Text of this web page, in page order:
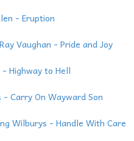
- Eruption
Vaughan - Pride and Joy
Highway to Hell
- Carry On Wayward Son
Wilburys - Handle With Care